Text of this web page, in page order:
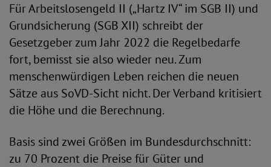
Für Arbeitslosengeld II („Hartz IV“ im SGB II) und
Grundsicherung (SGB XII) schreibt der
Gesetzgeber zum Jahr 2022 die Regelbedarfe
fort, bemisst sie also wieder neu. Zum
menschenwürdigen Leben reichen die neuen
Sätze aus SoVD-Sicht nicht. Der Verband kritisiert
die Höhe und die Berechnung.
Basis sind zwei Größen im Bundesdurchschnitt:
zu 70 Prozent die Preise für Güter und